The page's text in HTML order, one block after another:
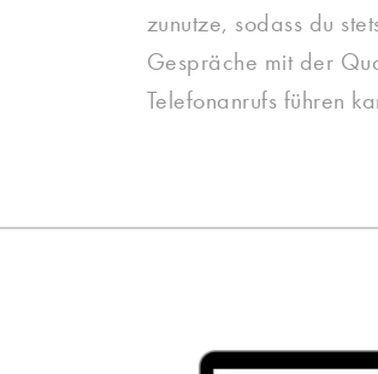
zunutze, sodass du
Gespräche mit der
Telefonanrufs führen